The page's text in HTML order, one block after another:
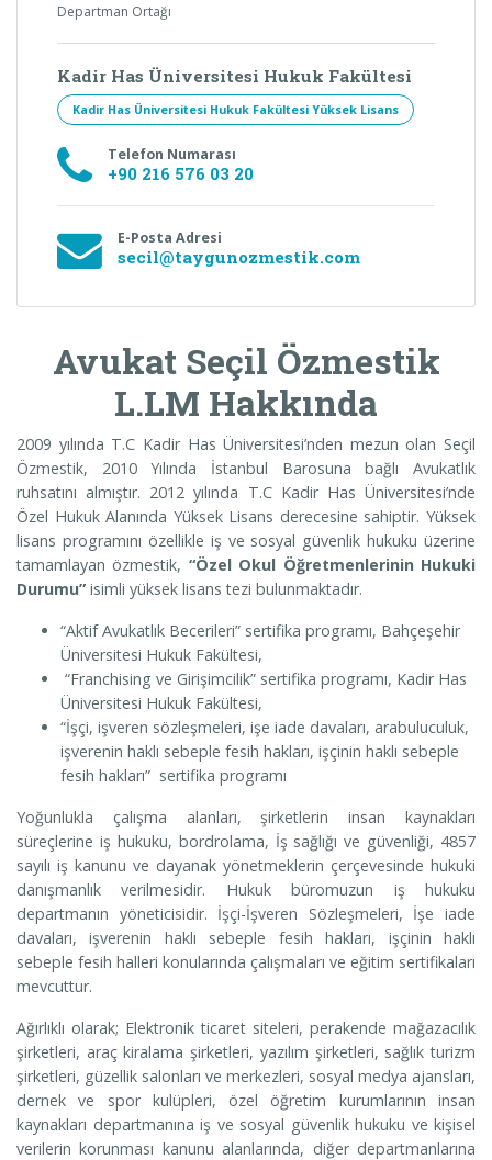
Departman Ortağı
Kadir Has Üniversitesi Hukuk Fakültesi
Kadir Has Üniversitesi Hukuk Fakültesi Yüksek Lisans
Telefon Numarası
+90 216 576 03 20
E-Posta Adresi
secil@taygunozmestik.com
Avukat Seçil Özmestik
L.LM Hakkında
2009 yılında T.C Kadir Has Üniversitesi’nden mezun olan Seçil
Özmestik, 2010 Yılında İstanbul Barosuna bağlı Avukatlık
ruhsatını almıştır. 2012 yılında T.C Kadir Has Üniversitesi’nde
Özel Hukuk Alanında Yüksek Lisans derecesine sahiptir. Yüksek
lisans programını özellikle iş ve sosyal güvenlik hukuku üzerine
tamamlayan özmestik, “Özel Okul Öğretmenlerinin Hukuki
Durumu” isimli yüksek lisans tezi bulunmaktadır.
“Aktif Avukatlık Becerileri” sertifika programı, Bahçeşehir
Üniversitesi Hukuk Fakültesi,
“Franchising ve Girişimcilik” sertifika programı, Kadir Has
Üniversitesi Hukuk Fakültesi,
“İşçi, işveren sözleşmeleri, işe iade davaları, arabuluculuk,
işverenin haklı sebeple fesih hakları, işçinin haklı sebeple
fesih hakları” sertifika programı
Yoğunlukla çalışma alanları, şirketlerin insan kaynakları
süreçlerine iş hukuku, bordrolama, İş sağlığı ve güvenliği, 4857
sayılı iş kanunu ve dayanak yönetmeklerin çerçevesinde hukuki
danışmanlık verilmesidir. Hukuk büromuzun iş hukuku
departmanın yöneticisidir. İşçi-İşveren Sözleşmeleri, İşe iade
davaları, işverenin haklı sebeple fesih hakları, işçinin haklı
sebeple fesih halleri konularında çalışmaları ve eğitim sertifikaları
mevcuttur.
Ağırlıklı olarak; Elektronik ticaret siteleri, perakende mağazacılık
şirketleri, araç kiralama şirketleri, yazılım şirketleri, sağlık turizm
şirketleri, güzellik salonları ve merkezleri, sosyal medya ajansları,
dernek ve spor kulüpleri, özel öğretim kurumlarının insan
kaynakları departmanına iş ve sosyal güvenlik hukuku ve kişisel
verilerin korunması kanunu alanlarında, diğer departmanlarına